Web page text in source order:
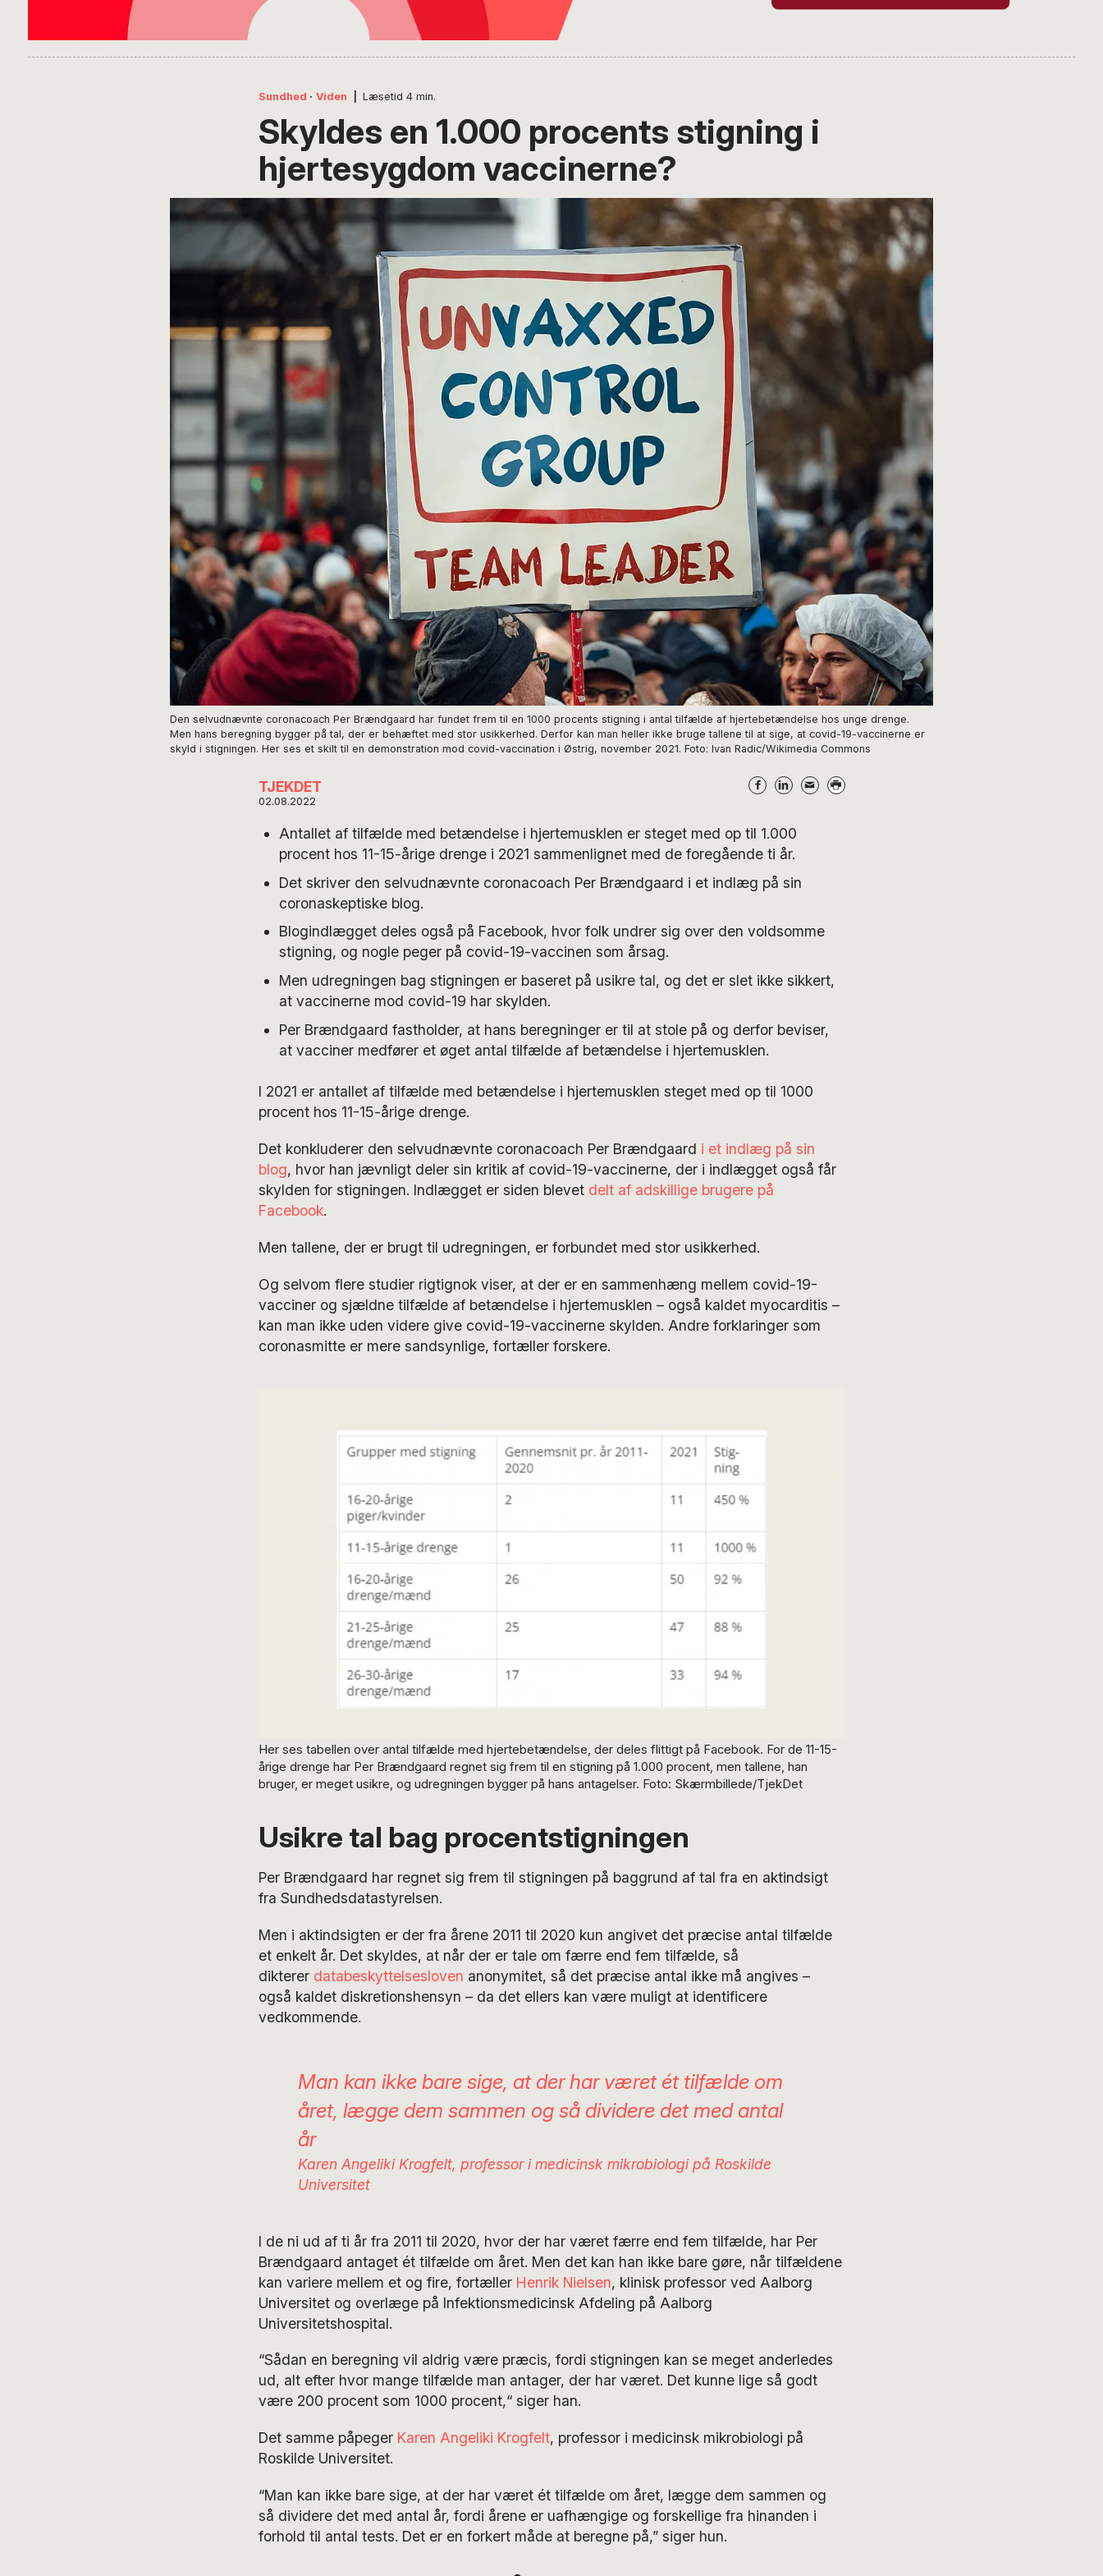
Sundhed · Viden Læsetid 4 min.
Skyldes en 1.000 procents stigning i
hjertesygdom vaccinerne?
Den selvudnævnte coronacoach Per Brændgaard har fundet frem til en 1000 procents stigning i antal tilfælde af hjertebetændelse hos unge drenge.
Men hans beregning bygger på tal, der er behæftet med stor usikkerhed. Derfor kan man heller ikke bruge tallene til at sige, at covid-19-vaccinerne er
skyld i stigningen. Her ses et skilt til en demonstration mod covid-vaccination i Østrig, november 2021. Foto: Ivan Radic/Wikimedia Commons
TJEKDET
02.08.2022
Antallet af tilfælde med betændelse i hjertemusklen er steget med op til 1.000
procent hos 11-15-årige drenge i 2021 sammenlignet med de foregående ti år.
Det skriver den selvudnævnte coronacoach Per Brændgaard i et indlæg på sin
coronaskeptiske blog.
Blogindlægget deles også på Facebook, hvor folk undrer sig over den voldsomme
stigning, og nogle peger på covid-19-vaccinen som årsag.
Men udregningen bag stigningen er baseret på usikre tal, og det er slet ikke sikkert,
at vaccinerne mod covid-19 har skylden.
Per Brændgaard fastholder, at hans beregninger er til at stole på og derfor beviser,
at vacciner medfører et øget antal tilfælde af betændelse i hjertemusklen.
I 2021 er antallet af tilfælde med betændelse i hjertemusklen steget med op til 1000
procent hos 11-15-årige drenge.
Det konkluderer den selvudnævnte coronacoach Per Brændgaard i et indlæg på sin
blog, hvor han jævnligt deler sin kritik af covid-19-vaccinerne, der i indlægget også får
skylden for stigningen. Indlægget er siden blevet delt af adskillige brugere på
Facebook.
Men tallene, der er brugt til udregningen, er forbundet med stor usikkerhed.
Og selvom flere studier rigtignok viser, at der er en sammenhæng mellem covid-19-
vacciner og sjældne tilfælde af betændelse i hjertemusklen – også kaldet myocarditis –
kan man ikke uden videre give covid-19-vaccinerne skylden. Andre forklaringer som
coronasmitte er mere sandsynlige, fortæller forskere.
Her ses tabellen over antal tilfælde med hjertebetændelse, der deles flittigt på Facebook. For de 11-15-
årige drenge har Per Brændgaard regnet sig frem til en stigning på 1.000 procent, men tallene, han
bruger, er meget usikre, og udregningen bygger på hans antagelser. Foto: Skærmbillede/TjekDet
Usikre tal bag procentstigningen
Per Brændgaard har regnet sig frem til stigningen på baggrund af tal fra en aktindsigt
fra Sundhedsdatastyrelsen.
Men i aktindsigten er der fra årene 2011 til 2020 kun angivet det præcise antal tilfælde
et enkelt år. Det skyldes, at når der er tale om færre end fem tilfælde, så
dikterer databeskyttelsesloven anonymitet, så det præcise antal ikke må angives –
også kaldet diskretionshensyn – da det ellers kan være muligt at identificere
vedkommende.
Man kan ikke bare sige, at der har været ét tilfælde om
året, lægge dem sammen og så dividere det med antal
år
Karen Angeliki Krogfelt, professor i medicinsk mikrobiologi på Roskilde
Universitet
I de ni ud af ti år fra 2011 til 2020, hvor der har været færre end fem tilfælde, har Per
Brændgaard antaget ét tilfælde om året. Men det kan han ikke bare gøre, når tilfældene
kan variere mellem et og fire, fortæller Henrik Nielsen, klinisk professor ved Aalborg
Universitet og overlæge på Infektionsmedicinsk Afdeling på Aalborg
Universitetshospital.
“Sådan en beregning vil aldrig være præcis, fordi stigningen kan se meget anderledes
ud, alt efter hvor mange tilfælde man antager, der har været. Det kunne lige så godt
være 200 procent som 1000 procent,“ siger han.
Det samme påpeger Karen Angeliki Krogfelt, professor i medicinsk mikrobiologi på
Roskilde Universitet.
“Man kan ikke bare sige, at der har været ét tilfælde om året, lægge dem sammen og
så dividere det med antal år, fordi årene er uafhængige og forskellige fra hinanden i
forhold til antal tests. Det er en forkert måde at beregne på,” siger hun.